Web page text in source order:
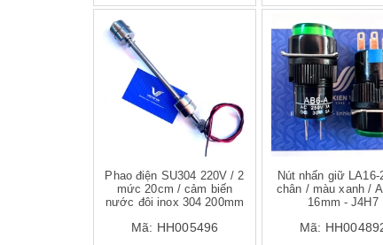
Phao điện SU304 220V / 2
mức 20cm / cảm biến
nước đôi inox 304 200mm
Mã: HH005496
Nút nhấn giữ LA16-
chân / màu xanh /
16mm - J4H7
Mã: